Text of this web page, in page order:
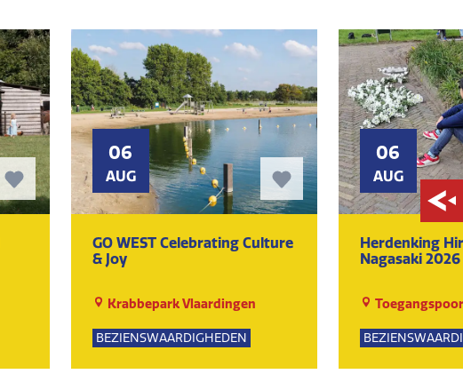
06
AUG
GO WEST Celebrating Culture
& Joy
Krabbepark Vlaardingen
BEZIENSWAARDIGHEDEN
KUNST EN CULTUUR
06
AUG
Herdenking
Nagasaki 2026
KUNST EN